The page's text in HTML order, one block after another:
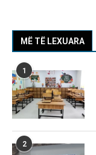
MË TË LEXUARA
1
2